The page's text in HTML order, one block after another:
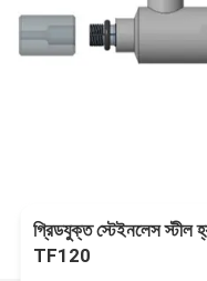
গ্রিডযুক্ত স্টেইনলেস স্টীল
TF120